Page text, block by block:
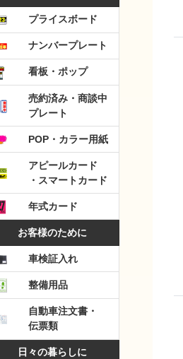
プライスボード
ナンバープレート
看板・ポップ
売約済み・商談中
プレート
POP・カラー用紙
アピールカード
・スマートカード
年式カード
お客様のために
車検証入れ
整備用品
自動車注文書・
伝票類
日々の暮らしに